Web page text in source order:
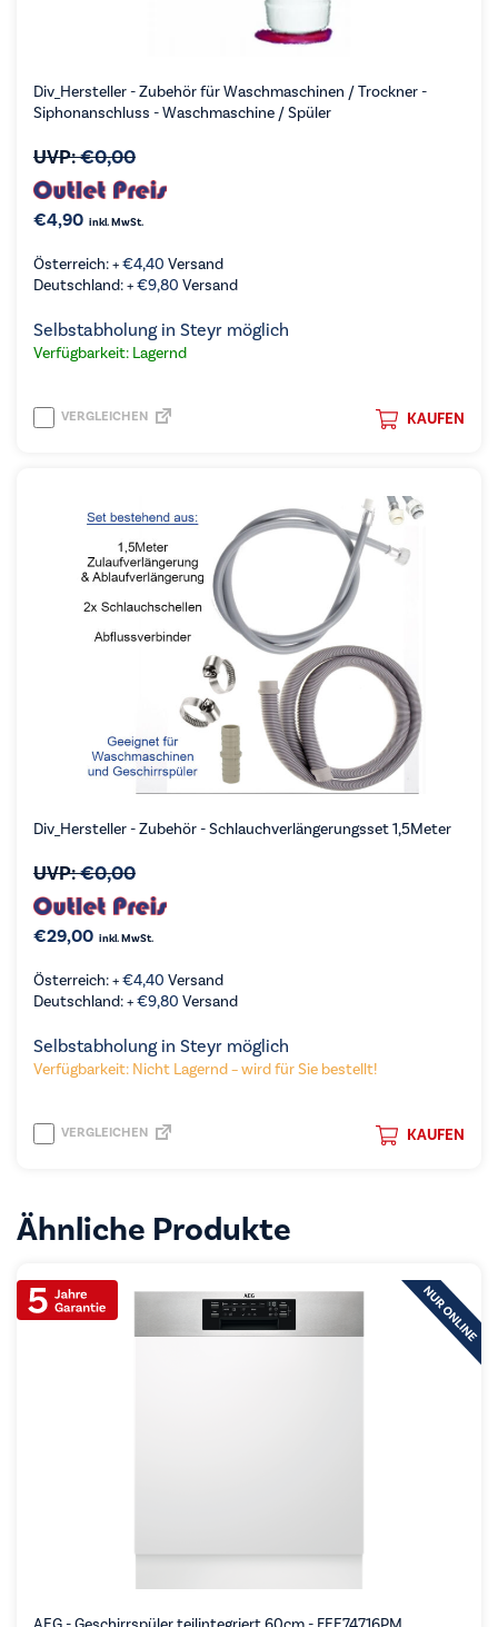
Div_Hersteller - Zubehör für Waschmaschinen / Trockner -
Siphonanschluss - Waschmaschine / Spüler
UVP:€0,00
€4,90 inkl. MwSt.
Österreich: +€4,40 Versand
Deutschland: +€9,80 Versand
Selbstabholung in Steyr möglich
Verfügbarkeit: Lagernd
KAUFEN
VERGLEICHEN
Div_Hersteller - Zubehör - Schlauchverlängerungsset 1,5Meter
UVP:€0,00
€29,00 inkl. MwSt.
Österreich: +€4,40 Versand
Deutschland: +€9,80 Versand
Selbstabholung in Steyr möglich
Verfügbarkeit: Nicht Lagernd – wird für Sie bestellt!
KAUFEN
VERGLEICHEN
Ähnliche Produkte